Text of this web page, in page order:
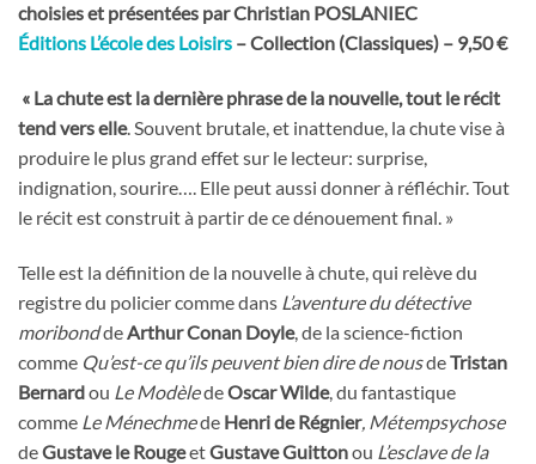
choisies et présentées par Christian POSLANIEC
Éditions L’école des Loisirs – Collection (Classiques) – 9,50 €
« La chute est la dernière phrase de la nouvelle, tout le récit
tend vers elle. Souvent brutale, et inattendue, la chute vise à
produire le plus grand effet sur le lecteur: surprise,
indignation, sourire…. Elle peut aussi donner à réfléchir. Tout
le récit est construit à partir de ce dénouement final. »
Telle est la définition de la nouvelle à chute, qui relève du
registre du policier comme dans L’aventure du détective
moribonddeArthur Conan Doyle, de la science-fiction
comme Qu’est-ce qu’ils peuvent bien dire de nousdeTristan
Bernardou Le ModèledeOscar Wilde, du fantastique
comme Le Ménechmede Henri de Régnier, Métempsychose
deGustave le RougeetGustave Guittonou L’esclave de la